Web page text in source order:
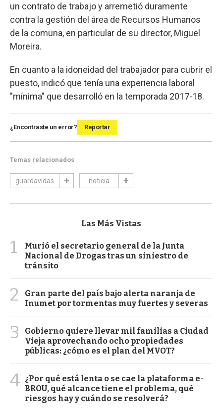
un contrato de trabajo y arremetió duramente
contra la gestión del área de Recursos Humanos
de la comuna, en particular de su director, Miguel
Moreira.
En cuanto a la idoneidad del trabajador para cubrir el
puesto, indicó que tenía una experiencia laboral
"mínima" que desarrolló en la temporada 2017-18.
¿Encontraste un error? Reportar
Temas relacionados
guardavidas noticia
Las Más Vistas
1
Murió el secretario general de la Junta
Nacional de Drogas tras un siniestro de
tránsito
2
Gran parte del país bajo alerta naranja de
Inumet por tormentas muy fuertes y severas
3
Gobierno quiere llevar mil familias a Ciudad
Vieja aprovechando ocho propiedades
públicas: ¿cómo es el plan del MVOT?
4 ¿Por qué está lenta o se cae la plataforma e-
BROU, qué alcance tiene el problema, qué
riesgos hay y cuándo se resolverá?